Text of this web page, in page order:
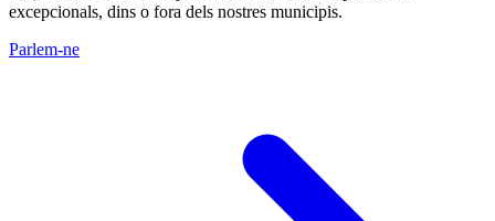
excepcionals, dins o fora dels nostres municipis.
Parlem-ne